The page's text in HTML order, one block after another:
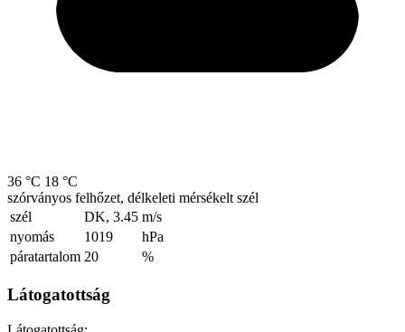
36 °C 18 °C
szórványos felhőzet, délkeleti mérsékelt szél
szél
DK, 3.45 m/s
nyomás
1019
hPa
páratartalom 20 %
Látogatottság